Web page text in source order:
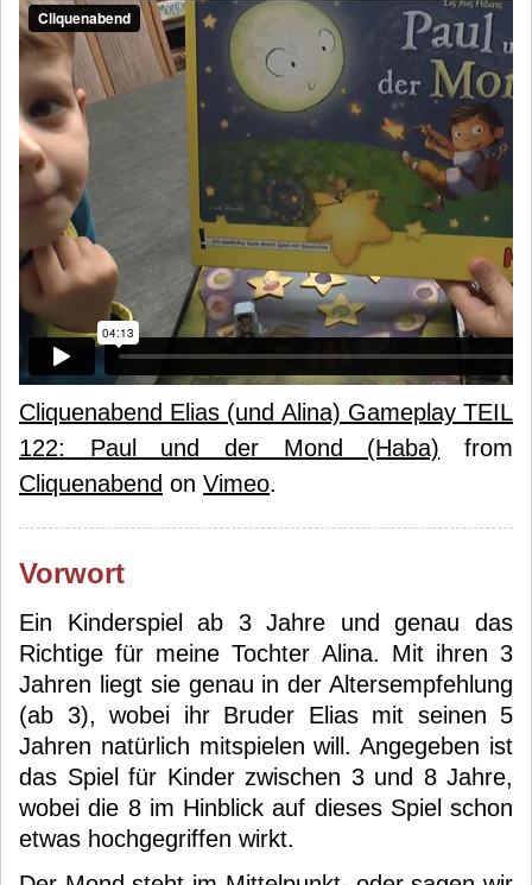
Cliquenabend Elias (und Alina) Gameplay TEIL
122: Paul und der Mond (Haba) from
Cliquenabend on Vimeo.
Vorwort
Ein Kinderspiel ab 3 Jahre und genau das
Richtige für meine Tochter Alina. Mit ihren 3
Jahren liegt sie genau in der Altersempfehlung
(ab 3), wobei ihr Bruder Elias mit seinen 5
Jahren natürlich mitspielen will. Angegeben ist
das Spiel für Kinder zwischen 3 und 8 Jahre,
wobei die 8 im Hinblick auf dieses Spiel schon
etwas hochgegriffen wirkt.